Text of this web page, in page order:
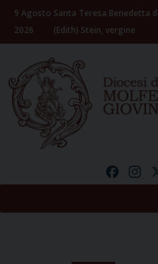
Skip
content
9 Agosto
2026
Santa Teresa Benedetta
(Edith) Stein, vergine